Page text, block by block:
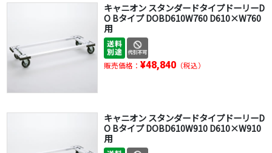
キャニオン スタンダードタイプドーリーD
O Bタイプ DOBD610W760 D610×W760
用
販売価格： ¥48,840（税込）
キャニオン スタンダードタイプドーリーD
O Bタイプ DOBD610W910 D610×W910
用